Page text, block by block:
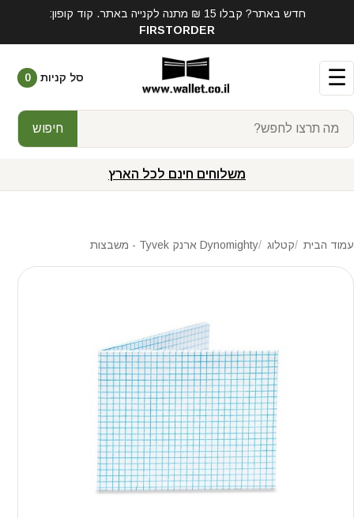
חדש באתר? קבלו 15 ₪ מתנה לקנייה באתר. קוד קופון:
FIRSTORDER
☰
חיפוש
סל קניות 0
משלוחים חינם לכל הארץ
עמוד הבית קטלוג Dynomighty ארנק Tyvek - משבצות